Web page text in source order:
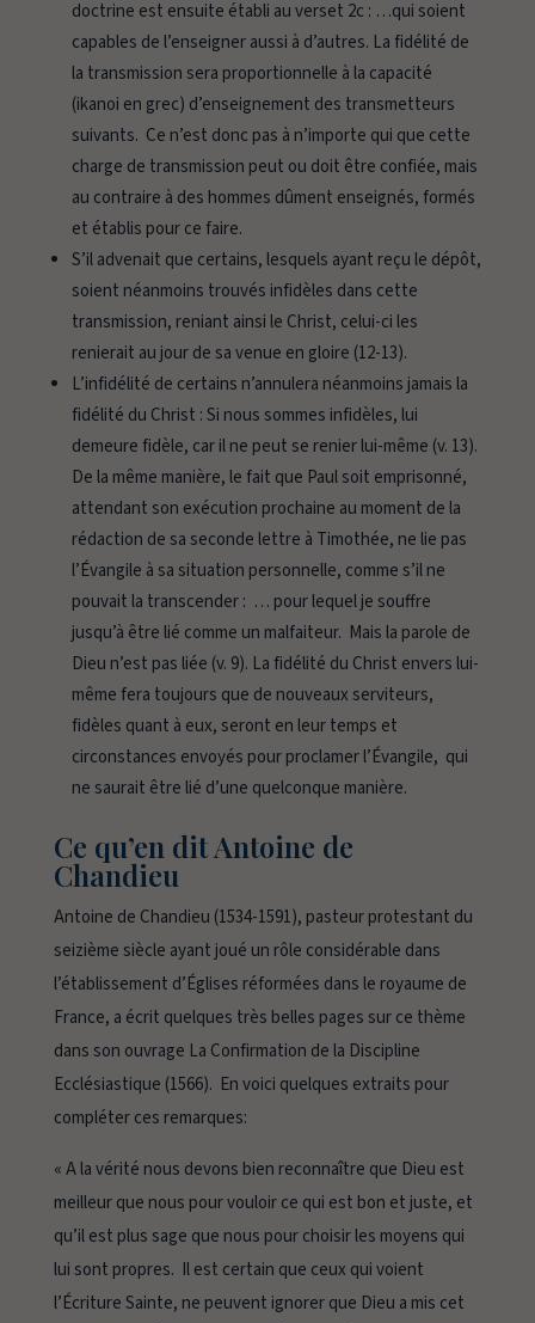
doctrine est ensuite établi au verset 2c : …qui soient
capables de l’enseigner aussi à d’autres. La fidélité de
la transmission sera proportionnelle à la capacité
(ikanoi en grec) d’enseignement des transmetteurs
suivants. Ce n’est donc pas à n’importe qui que cette
charge de transmission peut ou doit être confiée, mais
au contraire à des hommes dûment enseignés, formés
et établis pour ce faire.
S’il advenait que certains, lesquels ayant reçu le dépôt,
soient néanmoins trouvés infidèles dans cette
transmission, reniant ainsi le Christ, celui-ci les
renierait au jour de sa venue en gloire (12-13).
L’infidélité de certains n’annulera néanmoins jamais la
fidélité du Christ :Si nous sommes infidèles, lui
demeure fidèle, car il ne peut se renier lui-même (v. 13).
De la même manière, le fait que Paul soit emprisonné,
attendant son exécution prochaine au moment de la
rédaction de sa seconde lettre à Timothée, ne lie pas
l’Évangile à sa situation personnelle, comme s’il ne
pouvait la transcender : … pour lequel je souffre
jusqu’à être lié comme un malfaiteur. Mais la parole de
Dieu n’est pas liée (v. 9). La fidélité du Christ envers lui-
même fera toujours que de nouveaux serviteurs,
fidèles quant à eux, seront en leur temps et
circonstances envoyés pour proclamer l’Évangile, qui
ne saurait être lié d’une quelconque manière.
Ce qu’en dit Antoine de
Chandieu
Antoine de Chandieu (1534-1591), pasteur protestant du
seizième siècle ayant joué un rôle considérable dans
l’établissement d’Églises réformées dans le royaume de
France, a écrit quelques très belles pages sur ce thème
dans son ouvrage La Confirmation de la Discipline
Ecclésiastique (1566). En voici quelques extraits pour
compléter ces remarques:
« A la vérité nous devons bien reconnaître que Dieu est
meilleur que nous pour vouloir ce qui est bon et juste, et
qu’il est plus sage que nous pour choisir les moyens qui
lui sont propres. Il est certain que ceux qui voient
l’Écriture Sainte, ne peuvent ignorer que Dieu a mis cet